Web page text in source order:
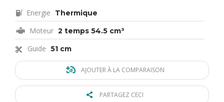
Energie Thermique
Moteur 2 temps 54.5 cm³
Guide 51 cm
AJOUTER À LA COMPARAISON
PARTAGEZ CECI